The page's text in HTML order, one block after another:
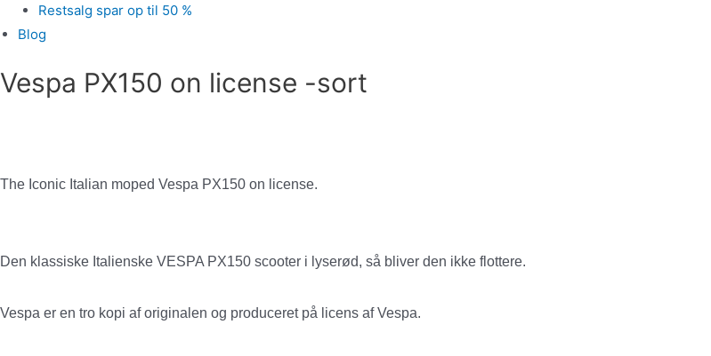
Restsalg spar op til 50 %
Blog
Vespa PX150 on license -sort
The Iconic Italian moped Vespa PX150 on license.
Den klassiske Italienske VESPA PX150 scooter i lyserød, så bliver den ikke flottere.
Vespa er en tro kopi af originalen og produceret på licens af Vespa.